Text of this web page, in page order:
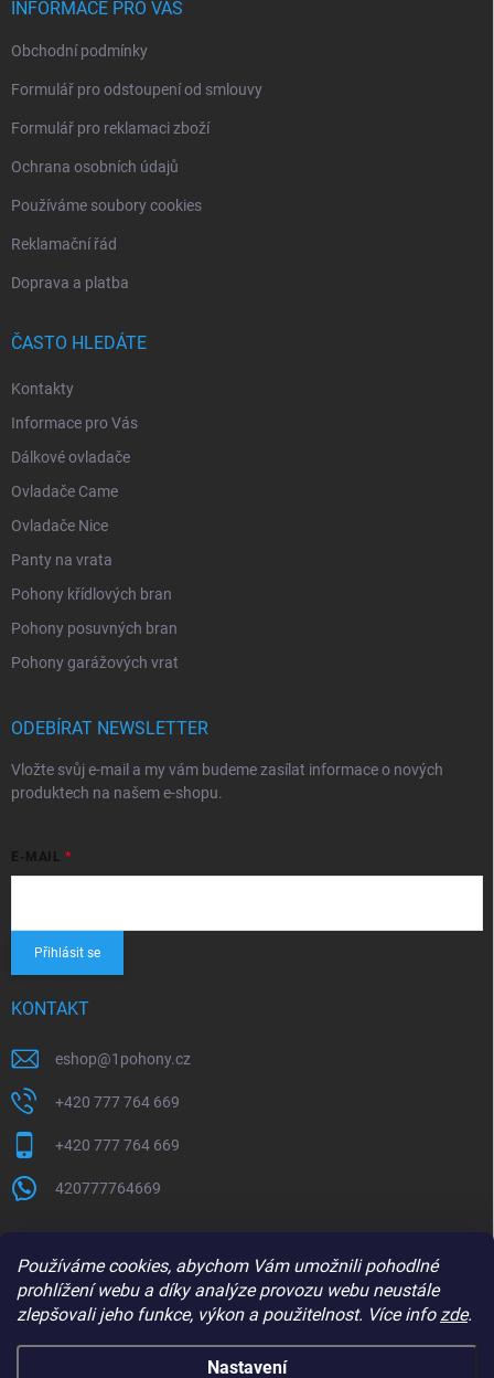
Používáme cookies, abychom Vám umožnili pohodlné
prohlížení webu a díky analýze provozu webu neustále
zlepšovali jeho funkce, výkon a použitelnost. Více infozde.
Nastavení
INFORMACE PRO VÁS
Obchodní podmínky
Formulář pro odstoupení od smlouvy
Formulář pro reklamaci zboží
Ochrana osobních údajů
Používáme soubory cookies
Reklamační řád
Doprava a platba
ČASTO HLEDÁTE
Kontakty
Informace pro Vás
Dálkové ovladače
Ovladače Came
Ovladače Nice
Panty na vrata
Pohony křídlových bran
Pohony posuvných bran
Pohony garážových vrat
ODEBÍRAT NEWSLETTER
Vložte svůj e-mail a my vám budeme zasílat informace o nových
produktech na našem e-shopu.
E-MAIL
Přihlásit se
KONTAKT
eshop@1pohony.cz
+420 777 764 669
+420 777 764 669
420777764669